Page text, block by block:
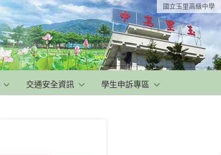
國立玉里高級中學
交通安全資訊 學生申訴專區